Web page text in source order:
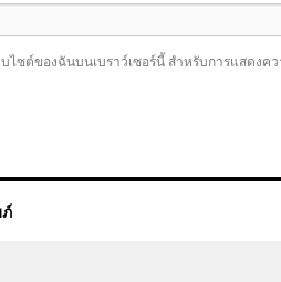
ไซต์ของฉันบนเบราว์เซอร์นี้ สำหรับการแสดงค